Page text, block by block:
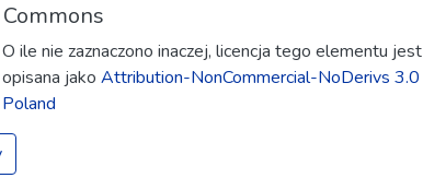
O ile nie zaznaczono inaczej, licencja tego elementu jest
opisana jako Attribution-NonCommercial-NoDerivs 3.0
Poland